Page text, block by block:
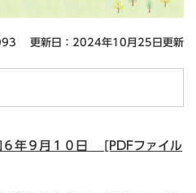
更新日：2024年10月25日更新
年９月１０日 [PDFファイル